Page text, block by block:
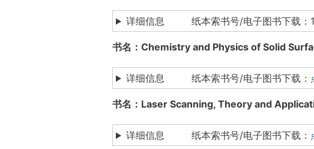
详细信息 纸本索书号/电子图书下载：
书名：Chemistry and Physics of Solid
详细信息 纸本索书号/电子图书下载：
书名：Laser Scanning, Theory and
详细信息 纸本索书号/电子图书下载：